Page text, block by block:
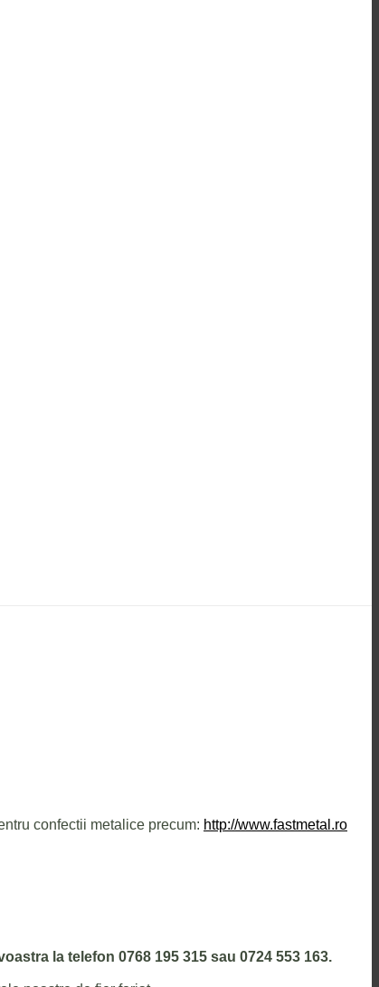
confectii metalice precum: http://www.fastmetal.ro
la telefon 0768 195 315 sau 0724 553 163.